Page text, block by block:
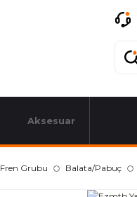
Aksesuar
Fren Grubu Balata/Pabuç